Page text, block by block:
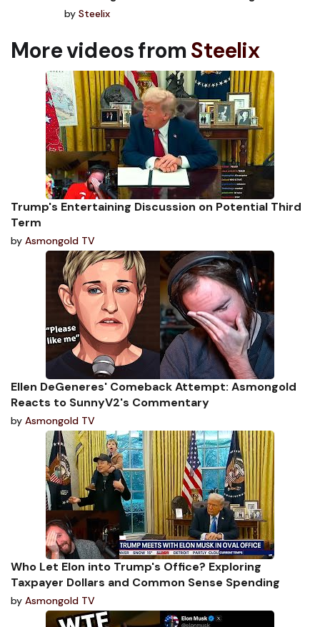
by Steelix
More videos fromSteelix
Trump's Entertaining Discussion on Potential Third
Term
by Asmongold TV
Ellen DeGeneres' Comeback Attempt: Asmongold
Reacts to SunnyV2's Commentary
by Asmongold TV
Who Let Elon into Trump's Office? Exploring
Taxpayer Dollars and Common Sense Spending
by Asmongold TV